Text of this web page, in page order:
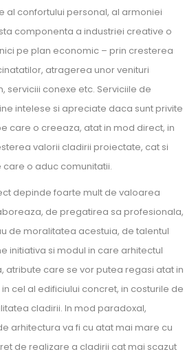
al confortului personal, al armoniei
componenta a industriei creative o
pe plan economic – prin cresterea
atragerea unor venituri
serviciii conexe etc. Serviciile de
intelese si apreciate daca sunt privite
care o creeaza, atat in mod direct, in
valorii cladirii proiectate, cat si
o aduc comunitatii.
depinde foarte mult de valoarea
de pregatirea sa profesionala,
de moralitatea acestuia, de talentul
initiativa si modul in care arhitectul
atribute care se vor putea regasi atat in
cel al edificiului concret, in costurile de
cladirii. In mod paradoxal,
arhitectura va fi cu atat mai mare cu
de realizare a cladirii cat mai scazut